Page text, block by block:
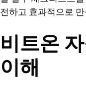
전하고 효과적으로
비트온
이해